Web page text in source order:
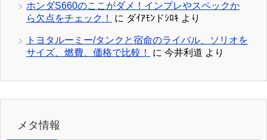
ホンダS660のここがダメ！インプレやスペックか
ら欠点をチェック！
に ダｲｱﾓﾝドｼﾛｷ より
トヨタルーミー/タンクと宿命のライバル、ソリオを
サイズ、燃費、価格で比較！
に 今井利道 より
メタ情報